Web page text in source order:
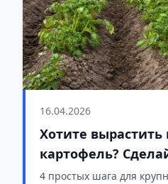
16.04.2026
Хотите
картофель?
недели до
4 простых шага для